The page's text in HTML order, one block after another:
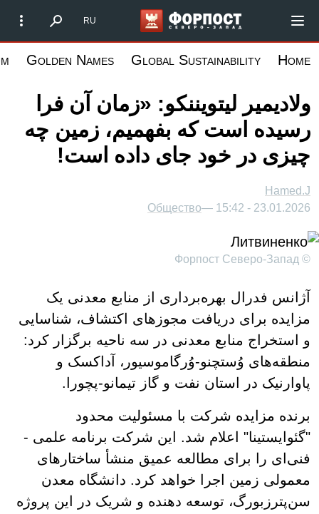
محتوای
Форпост Северо-Запад
RU
Home
Global Sustainability
Golden Names
ولادیمیر لیتویننکو: «زمان آن فرا
رسیده است که بفهمیم، زمین چه
چیزی در خود جای داده است!
Hamed.J
23.01.2026 - 15:42 —
Общество
© Форпост Северо-Запад
آژانس فدرال بهره‌برداری از منابع معدنی یک
مزایده برای دریافت مجوزهای اکتشاف، شناسایی
و استخراج منابع معدنی در سه ناحیه برگزار کرد:
منطقه‌های وُستچنو-وُرگاموسیور، آداکسک و
پاوارنیک در استان نفت و گاز تیمانو-پچورا.
برنده مزایده شرکت با مسئولیت محدود
"گئوایستینا" اعلام شد. این شرکت برنامه علمی -
فنی‌ای را برای مطالعه عمیق منشأ ساختارهای
معمولی زمین اجرا خواهد کرد. دانشگاه معدن
سن‌پترزبورگ، توسعه‌ دهنده و شریک در این پروژه